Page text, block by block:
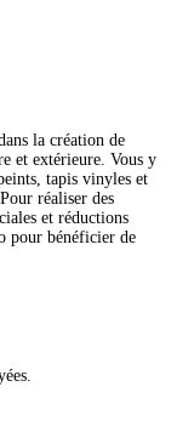
la création de
et extérieure. Vous y
tapis vinyles et
réaliser des
et réductions
pour bénéficier de